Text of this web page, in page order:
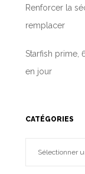
Renforcer la
remplacer
Starfish prime,
en jour
CATÉGORIES